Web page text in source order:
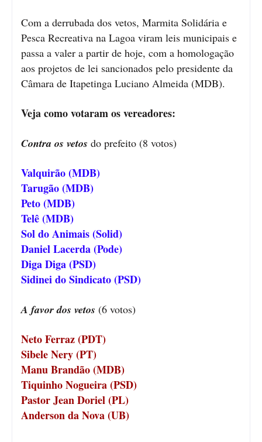
Com a derrubada dos vetos, Marmita Solidária e
Pesca Recreativa na Lagoa viram leis municipais e
passa a valer a partir de hoje, com a homologação
aos projetos de lei sancionados pelo presidente da
Câmara de Itapetinga Luciano Almeida (MDB).
Veja como votaram os vereadores:
Contra os vetos do prefeito (8 votos)
Valquirão (MDB)
Tarugão (MDB)
Peto (MDB)
Telê (MDB)
Sol do Animais (Solid)
Daniel Lacerda (Pode)
Diga Diga (PSD)
Sidinei do Sindicato (PSD)
A favor dos vetos (6 votos)
Neto Ferraz (PDT)
Sibele Nery (PT)
Manu Brandão (MDB)
Tiquinho Nogueira (PSD)
Pastor Jean Doriel (PL)
Anderson da Nova (UB)